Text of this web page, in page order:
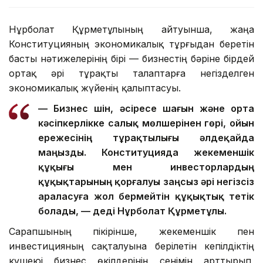
Нұрболат Құрметұлының айтуынша, жаңа
Конституцияның экономикалық тұрғыдан беретін
басты нәтижелерінің бірі — бизнестің бәріне бірдей
ортақ әрі тұрақты талаптарға негізделген
экономикалық жүйенің қалыптасуы.
— Бизнес үшін, әсіресе шағын және орта
кәсіпкерлікке салық мөлшерінен гөрі, ойын
ережесінің тұрақтылығы әлдеқайда
маңызды. Конституцияда жекеменшік
құқығы мен инвесторлардың
құқықтарының қорғалуы заңсыз әрі негізсіз
араласуға жол бермейтін құқықтық тетік
болады, — деді Нұрболат Құрметұлы.
Сарапшының пікірінше, жекеменшік пен
инвестицияның сақталуына берілетін кепілдіктің
күшеюі бизнес өкілдерінің сенімін арттырып,